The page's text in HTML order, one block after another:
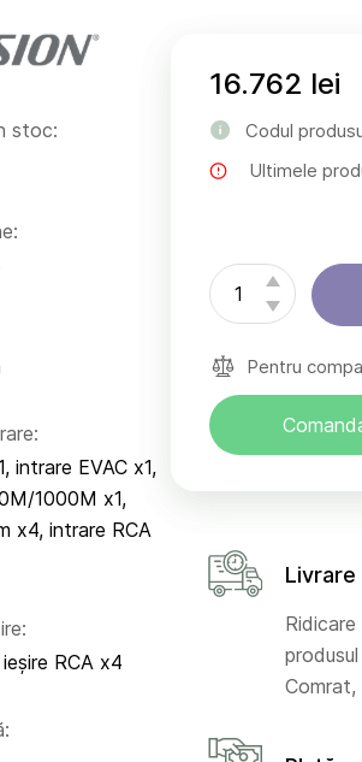
stoc:
intrare EVAC x1,
1000M x1,
x4, intrare RCA
RCA x4
16.762 lei
Codul
Ultimele
Pentru
Livrare
Comrat,